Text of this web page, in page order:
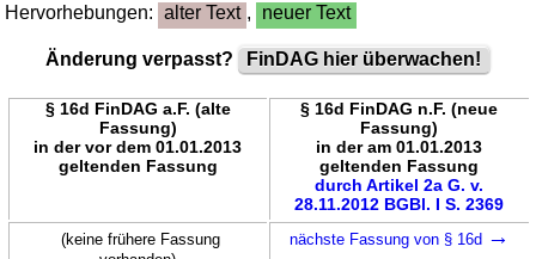
Hervorhebungen: alter Text , neuer Text
Änderung verpasst? FinDAG hier überwachen!
§ 16d FinDAG a.F. (alte
Fassung)
in der vor dem 01.01.2013
geltenden Fassung
§ 16d FinDAG n.F. (neue
Fassung)
in der am 01.01.2013
geltenden Fassung
durch Artikel 2a G. v.
28.11.2012 BGBl. I S. 2369
(keine frühere Fassung
nächste Fassung von § 16d →